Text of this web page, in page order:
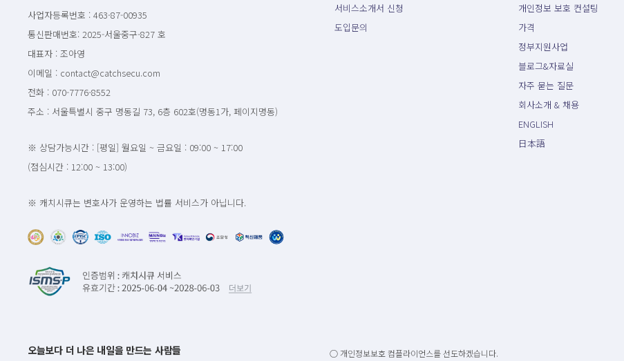
사업자등록번호 : 463-87-00935
통신판매번호: 2025-서울중구-827 호
대표자 : 조아영
이메일 : contact@catchsecu.com
전화 : 070-7776-8552
주소 : 서울특별시 중구 명동길 73, 6층 602호(명동1가, 페이지명동)
※ 상담가능시간 : [평일] 월요일 ~ 금요일 : 09:00 ~ 17:00
(점심시간 : 12:00 ~ 13:00)
※ 캐치시큐는 변호사가 운영하는 법률 서비스가 아닙니다.
서비스소개서 신청
도입문의
개인정보 보호 컨설팅
가격
정부지원사업
블로그&자료실
자주 묻는 질문
회사소개 & 채용
ENGLISH
日本語
오늘보다 더 나은 내일을 만드는 사람들 ○ 개인정보보호 컴플라이언스를 선도하겠습니다.